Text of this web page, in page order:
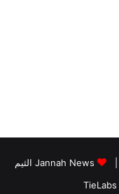
Jannah News الثيم